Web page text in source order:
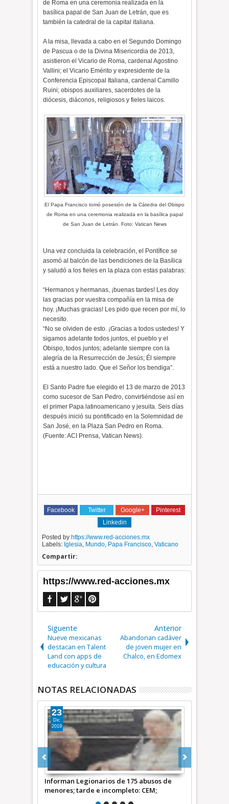
de Roma en una ceremonia realizada en la
basílica papal de San Juan de Letrán, que es
también la catedral de la capital italiana.
A la misa, llevada a cabo en el Segundo Domingo
de Pascua o de la Divina Misericordia de 2013,
asistieron el Vicario de Roma, cardenal Agostino
Vallini; el Vicario Emérito y expresidente de la
Conferencia Episcopal Italiana, cardenal Camillo
Ruini; obispos auxiliares, sacerdotes de la
diócesis, diáconos, religiosos y fieles laicos.
El Papa Francisco tomó posesión de la Cátedra del Obispo
de Roma en una ceremonia realizada en la basílica papal
de San Juan de Letrán. Foto: Vatican News
Una vez concluida la celebración, el Pontífice se
asomó al balcón de las bendiciones de la Basílica
y saludó a los fieles en la plaza con estas palabras:
“Hermanos y hermanas, ¡buenas tardes! Les doy
las gracias por vuestra compañía en la misa de
hoy. ¡Muchas gracias! Les pido que recen por mí, lo
necesito.
“No se olviden de esto. ¡Gracias a todos ustedes! Y
sigamos adelante todos juntos, el pueblo y el
Obispo, todos juntos; adelante siempre con la
alegría de la Resurrección de Jesús; Él siempre
está a nuestro lado. Que el Señor los bendiga”.
El Santo Padre fue elegido el 13 de marzo de 2013
como sucesor de San Pedro, convirtiéndose así en
el primer Papa latinoamericano y jesuita. Seis días
después inició su pontificado en la Solemnidad de
San José, en la Plaza San Pedro en Roma.
(Fuente: ACI Prensa, Vatican News).
Facebook Twitter Google+
Pinterest
Linkedin
Posted by https://www.red-acciones.mx
Labels: Iglesia, Mundo, Papa Francisco,Vaticano
Compartir:
https://www.red-acciones.mx
Siguente
Nueve mexicanas
destacan en Talent
Land con apps de
educación y cultura
Anterior
Abandonan cadáver
de joven mujer en
Chalco, en Edomex
NOTAS RELACIONADAS
Legionarios de 175 abusos de
tarde e incompleto: CEM;
Muere el papa Francisco
21
Abr
2025